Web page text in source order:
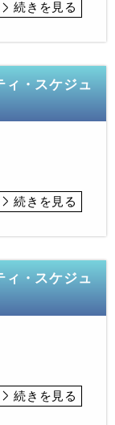
続きを見る
ィ・スケジュ
続きを見る
ィ・スケジュ
続きを見る